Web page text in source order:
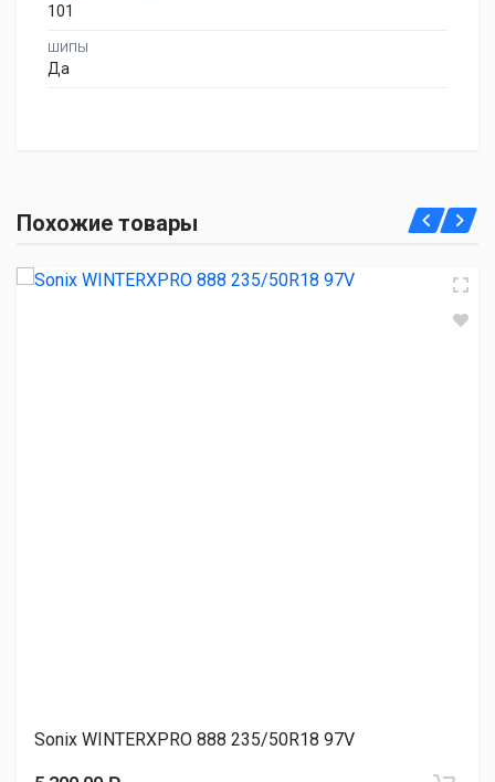
101
ШИПЫ
Да
Nexen Winguard Ice Plus 235/50R18 97T
Похожие товары
Sonix WINTERXPRO 888 235/50R18 97V